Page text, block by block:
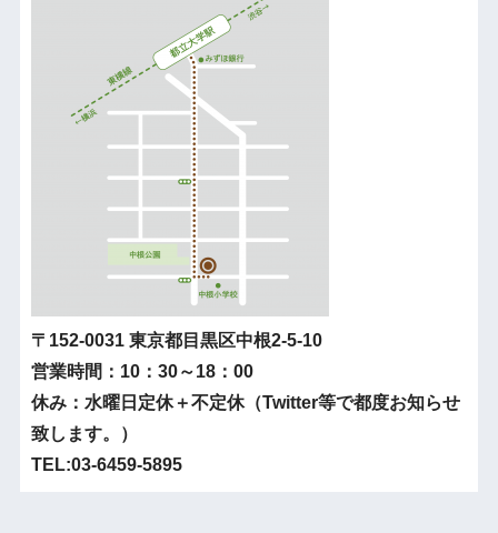
〒152-0031 東京都目黒区中根2-5-10
営業時間：10：30～18：00
休み：水曜日定休＋不定休（Twitter等で都度お知らせ
致します。）
TEL:03-6459-5895